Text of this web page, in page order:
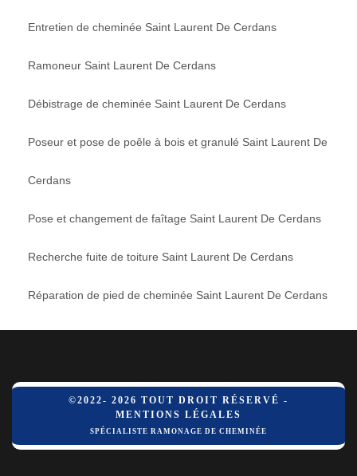
Entretien de cheminée Saint Laurent De Cerdans
Ramoneur Saint Laurent De Cerdans
Débistrage de cheminée Saint Laurent De Cerdans
Poseur et pose de poêle à bois et granulé Saint Laurent De
Cerdans
Pose et changement de faîtage Saint Laurent De Cerdans
Recherche fuite de toiture Saint Laurent De Cerdans
Réparation de pied de cheminée Saint Laurent De Cerdans
©2022- 2026 TOUT DROIT RÉSERVÉ -
MENTIONS LÉGALES
SPÉCIALISTE RAMONAGE DE CHEMINÉE